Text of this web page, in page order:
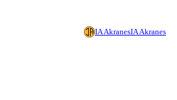
IA AkranesIA Akranes